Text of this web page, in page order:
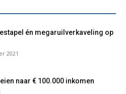
én megaruilverkaveling op
2021
naar € 100.000 inkomen